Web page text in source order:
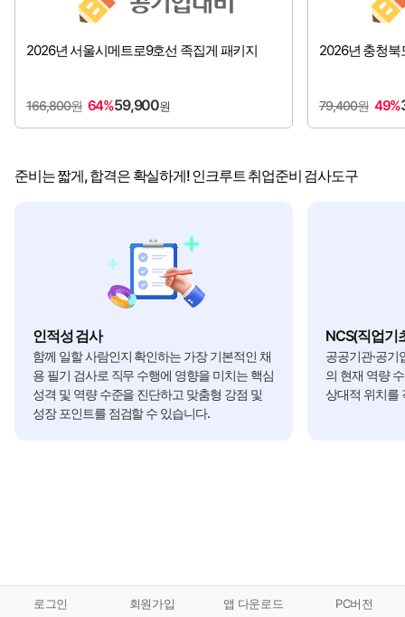
2026년 서울시메트로9호선 족집게 패키지
166,800원 64%59,900원
2026년 충청북
79,400원 49%
준비는 짧게, 합격은 확실하게! 인크루트 취업준비 검사도구
인적성 검사
함께 일할 사람인지 확인하는 가장 기본적인 채
용 필기 검사로 직무 수행에 영향을 미치는 핵심
성격 및 역량 수준을 진단하고 맞춤형 강점 및
성장 포인트를 점검할 수 있습니다.
NCS(직업기
공공기관·공기
의 현재 역량
상대적 위치를
로그인 회원가입 앱 다운로드 PC버전